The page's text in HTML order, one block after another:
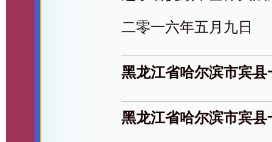
二零一六年五月九日
黑龙江省哈尔滨市宾
黑龙江省哈尔滨市宾